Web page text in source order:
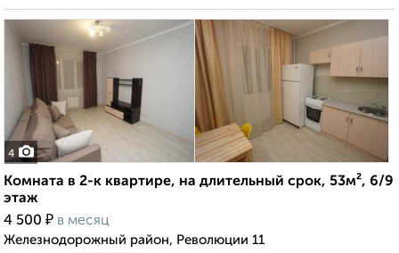
4
Комната в 2-к квартире, на длительный срок, 53м², 6/9
этаж
4 500 ₽ в месяц
Железнодорожный район, Революции 11